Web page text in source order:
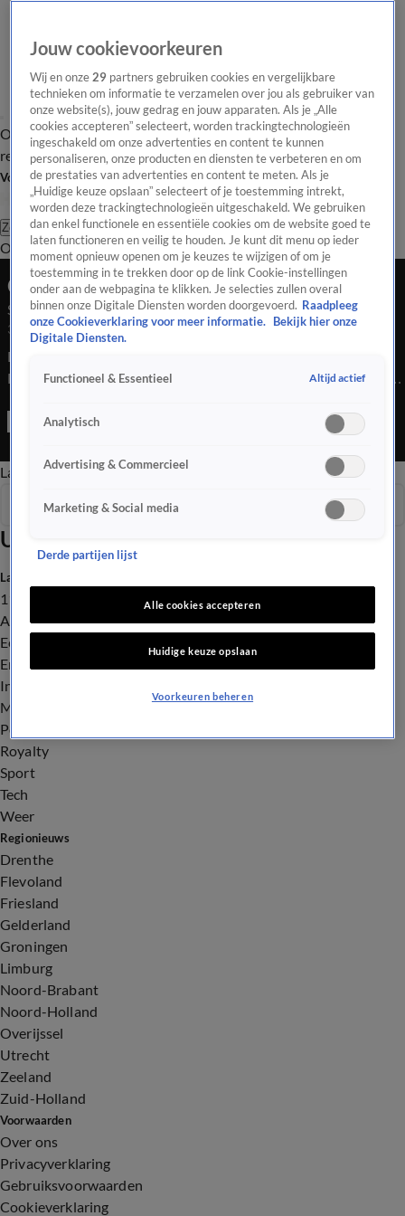
Overzicht Laatste nieuws Regionieuws Het beste van Hart
Tip de
redactie
Volg Hart van Nederland
Zoeken
OverzichtRegioUitzendingenWeerTip de redactiePanelVideo's
Ochtend Editie
Seizoen 2025, aflevering 5209
3 dec 2025, 10:00
Bekijk aflevering 5209 van Hart van Nederland - Ochtend
Editie uit seizoen 2025 hier. Deze aflevering is uitgezonden op
Editie is een Nieuws programma
Late EditieOchtend EditieVroege Editie
Uitzendingen
Seizoen 2025
Laatste nieuws
112
Advies & Tips
Economie
Entertainment
Infrastructuur
Milieu en Gezondheid
Politiek
Royalty
Sport
Tech
Weer
Regionieuws
Drenthe
Flevoland
Friesland
Gelderland
Groningen
Limburg
Noord-Brabant
Noord-Holland
Overijssel
Utrecht
Zeeland
Zuid-Holland
Voorwaarden
Over ons
Privacyverklaring
Gebruiksvoorwaarden
Cookieverklaring
Jouw cookievoorkeuren
Wij en onze29 partners gebruiken cookies en vergelijkbare
technieken om informatie te verzamelen over jou als gebruiker van
onze website(s), jouw gedrag en jouw apparaten. Als je „Alle
cookies accepteren” selecteert, worden trackingtechnologieën
ingeschakeld om onze advertenties en content te kunnen
personaliseren, onze producten en diensten te verbeteren en om
de prestaties van advertenties en content te meten. Als je
„Huidige keuze opslaan” selecteert of je toestemming intrekt,
worden deze trackingtechnologieën uitgeschakeld. We gebruiken
dan enkel functionele en essentiële cookies om de website goed te
laten functioneren en veilig te houden. Je kunt dit menu op ieder
moment opnieuw openen om je keuzes te wijzigen of om je
toestemming in te trekken door op de link Cookie-instellingen
onder aan de webpagina te klikken. Je selecties zullen overal
binnen onze Digitale Diensten worden doorgevoerd. Raadpleeg
onze Cookieverklaring voor meer informatie.
Bekijk hier onze
Digitale Diensten.
Functioneel & Essentieel Altijd actief
Analytisch
Advertising & Commercieel
Marketing & Social media
Derde partijen lijst
Alle cookies accepteren
Huidige keuze opslaan
Voorkeuren beheren